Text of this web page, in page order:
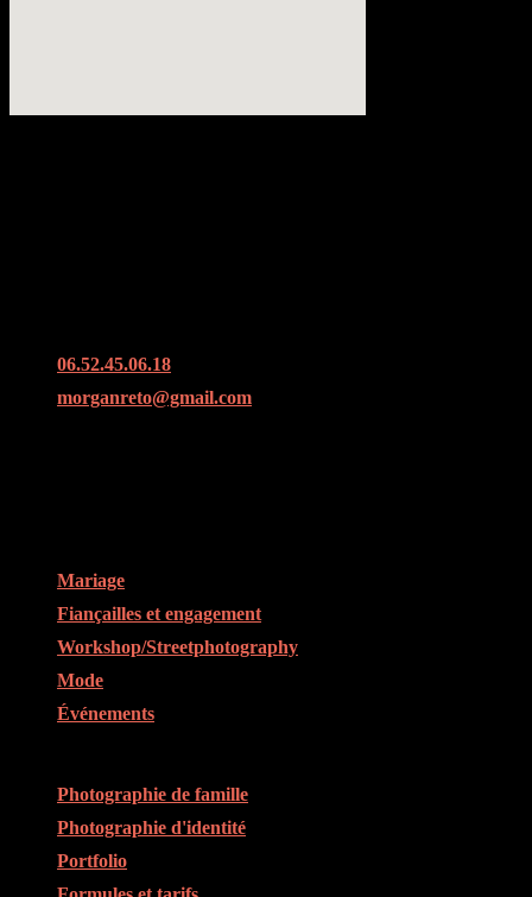
06.52.45.06.18
morganreto@gmail.com
Mariage
Fiançailles et engagement
Workshop/Streetphotography
Mode
Événements
Photographie de famille
Photographie d'identité
Portfolio